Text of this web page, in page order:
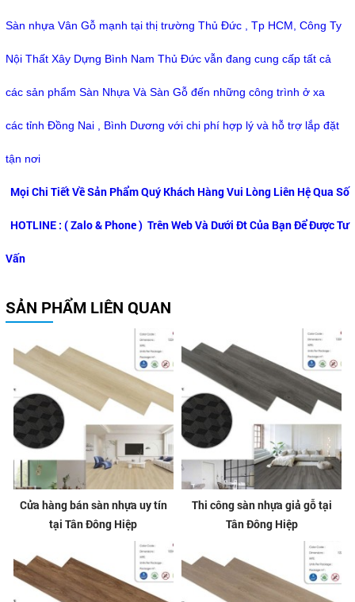
Sàn nhựa Vân Gỗ mạnh tại thị trường Thủ Đức , Tp HCM, Công Ty
Nội Thất Xây Dựng Bình Nam Thủ Đức vẫn đang cung cấp tất cả
các sản phẩm Sàn Nhựa Và Sàn Gỗ đến những công trình ở xa
các tỉnh Đồng Nai , Bình Dương với chi phí hợp lý và hỗ trợ lắp đặt
tận nơi
Mọi Chi Tiết Về Sản Phẩm Quý Khách Hàng Vui Lòng Liên Hệ Qua Số
HOTLINE : ( Zalo & Phone ) Trên Web Và Dưới Đt Của Bạn Để Được Tư
Vấn
SẢN PHẨM LIÊN QUAN
Cửa hàng bán sàn nhựa uy tín
tại Tân Đông Hiệp
Thi công sàn nhựa giả gỗ tại
Tân Đông Hiệp